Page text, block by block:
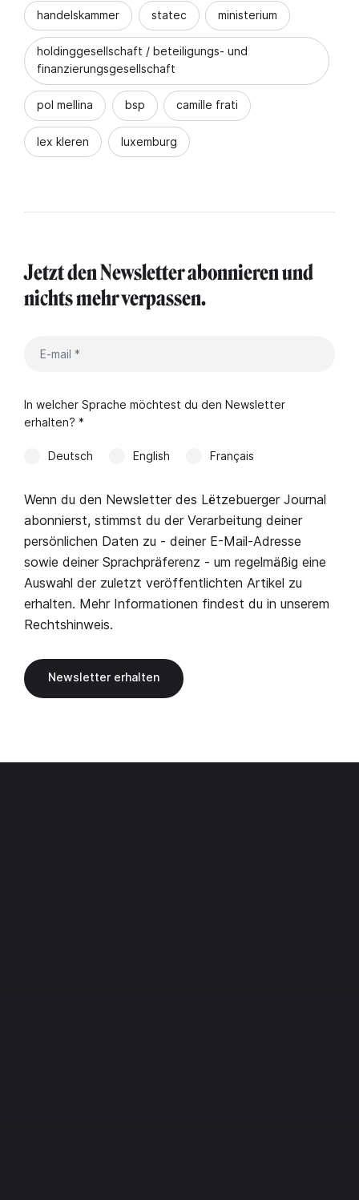
handelskammer statec ministerium
holdinggesellschaft / beteiligungs- und
finanzierungsgesellschaft
pol mellina bsp camille frati
lex kleren luxemburg
Jetzt den Newsletter abonnieren und
nichts mehr verpassen.
In welcher Sprache möchtest du den Newsletter
erhalten? *
Deutsch English Français
Wenn du den Newsletter des Lëtzebuerger Journal
abonnierst, stimmst du der Verarbeitung deiner
persönlichen Daten zu - deiner E-Mail-Adresse
sowie deiner Sprachpräferenz - um regelmäßig eine
Auswahl der zuletzt veröffentlichten Artikel zu
erhalten. Mehr Informationen findest du in unserem
Rechtshinweis.